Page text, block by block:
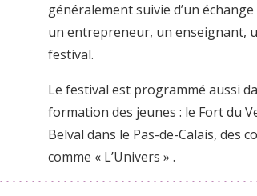
généralement suivie d’un
un entrepreneur, un enseignant,
festival.
Le festival est programmé aussi
formation des jeunes : le Fort du
Belval dans le Pas-de-Calais, des
comme « L’Univers » .